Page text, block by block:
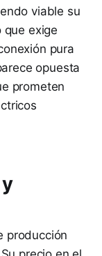
viable su
que exige
pura
opuesta
prometen
producción